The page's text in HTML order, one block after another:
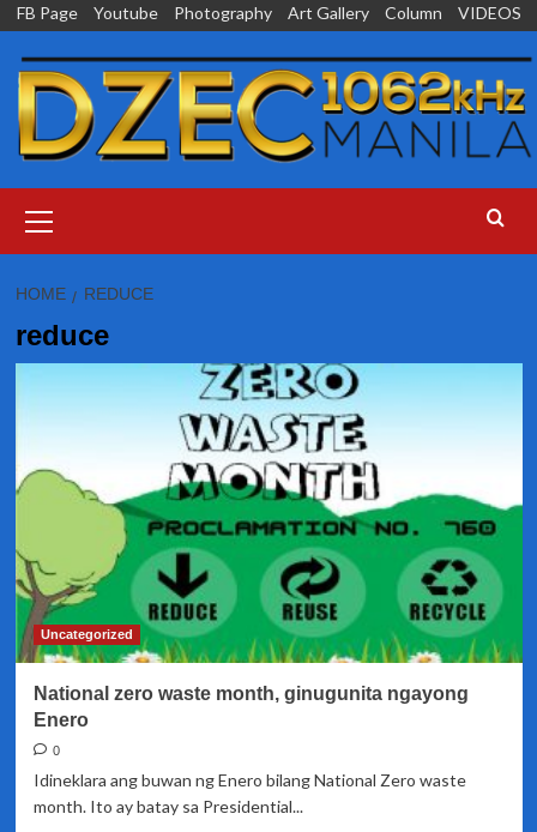
Skip
content
FB Page Youtube Photography Art Gallery Column VIDEOS
Menu
HOME REDUCE
reduce
Uncategorized
National zero waste month, ginugunita ngayong
Enero
0
Idineklara ang buwan ng Enero bilang National Zero waste
month. Ito ay batay sa Presidential...